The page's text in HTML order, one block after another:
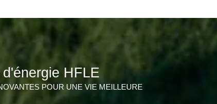
HFLE
POUR UNE VIE MEILLEURE